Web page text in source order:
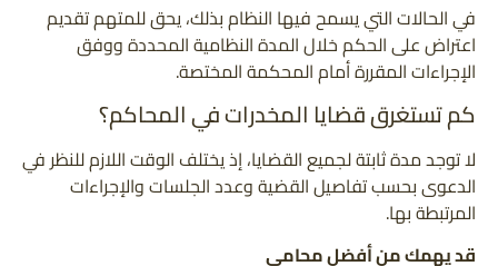
في الحالات التي يسمح فيها النظام بذلك، يحق للمتهم تقديم
اعتراض على الحكم خلال المدة النظامية المحددة ووفق
الإجراءات المقررة أمام المحكمة المختصة.
كم تستغرق قضايا المخدرات في المحاكم؟
لا توجد مدة ثابتة لجميع القضايا، إذ يختلف الوقت اللازم للنظر في
الدعوى بحسب تفاصيل القضية وعدد الجلسات والإجراءات
المرتبطة بها.
قد يهمك من أفضل محامي